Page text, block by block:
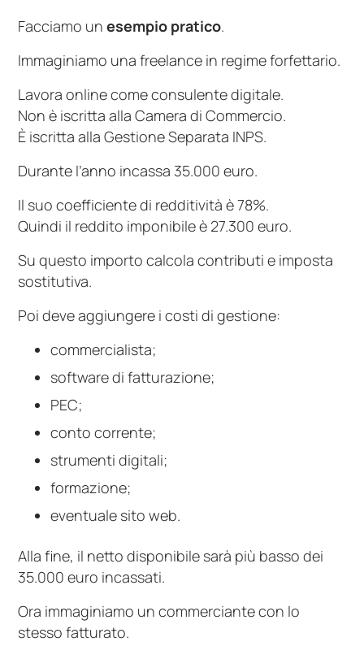
Facciamo unesempio pratico.
Immaginiamo una freelance in regime forfettario.
Lavora online come consulente digitale.
Non è iscritta alla Camera di Commercio.
È iscritta alla Gestione Separata INPS.
Durante l’anno incassa 35.000 euro.
Il suo coefficiente di redditività è 78%.
Quindi il reddito imponibile è 27.300 euro.
Su questo importo calcola contributi e imposta
sostitutiva.
Poi deve aggiungere i costi di gestione:
commercialista;
software di fatturazione;
PEC;
conto corrente;
strumenti digitali;
formazione;
eventuale sito web.
Alla fine, il netto disponibile sarà più basso dei
35.000 euro incassati.
Ora immaginiamo un commerciante con lo
stesso fatturato.